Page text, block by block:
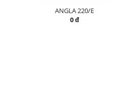
ANGLA 220/E
0 đ